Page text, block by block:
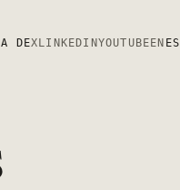
DEX LINKEDINYOUTUBE EN ES